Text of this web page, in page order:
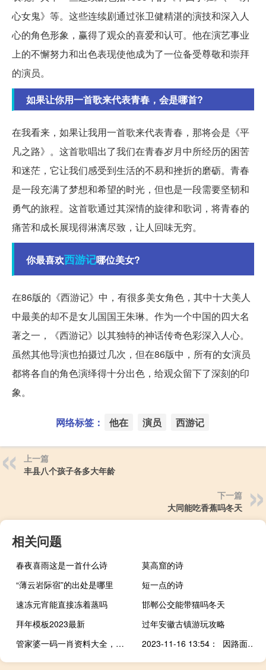
心女鬼》等。这些连续剧通过张卫健精湛的演技和深入人
心的角色形象，赢得了观众的喜爱和认可。他在演艺事业
上的不懈努力和出色表现使他成为了一位备受尊敬和崇拜
的演员。
如果让你用一首歌来代表青春，会是哪首?
在我看来，如果让我用一首歌来代表青春，那将会是《平
凡之路》。这首歌唱出了我们在青春岁月中所经历的困苦
和迷茫，它让我们感受到生活的不易和挫折的磨砺。青春
是一段充满了梦想和希望的时光，但也是一段需要坚韧和
勇气的旅程。这首歌通过其深情的旋律和歌词，将青春的
痛苦和成长展现得淋漓尽致，让人回味无穷。
你最喜欢西游记哪位美女?
在86版的《西游记》中，有很多美女角色，其中十大美人
中最美的却不是女儿国国王朱琳。作为一个中国的四大名
著之一，《西游记》以其独特的神话传奇色彩深入人心。
虽然其他导演也拍摄过几次，但在86版中，所有的女演员
都将各自的角色演绎得十分出色，给观众留下了深刻的印
象。
网络标签： 他在 演员 西游记
上一篇
丰县八个孩子各多大年龄
下一篇
大同能吃香蕉吗冬天
相关问题
春夜喜雨这是一首什么诗
莫高窟的诗
“薄云岩际宿”的出处是哪里
短一点的诗
速冻元宵能直接冻着蒸吗
邯郸公交能带猫吗冬天
拜年模板2023最新
过年安徽古镇游玩攻略
管家婆一码一肖资料大全，宾朋迎门精选答案落实_互通版97.633
2023-11-16 13:54： 因路面施工，G60沪昆高速K544梨温段（上饶服务区附近，往南昌方向）单道缓慢通行，上饶西、经开区往南昌方向入口封闭。~w​​​